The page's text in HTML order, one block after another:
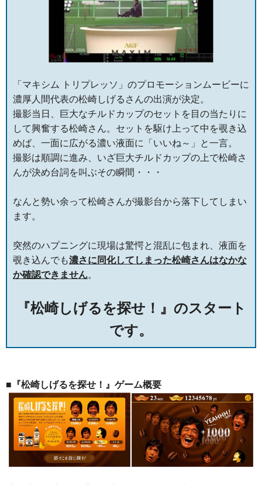
「マキシム トリプレッソ」のプロモーションムービーに
濃厚人間代表の松崎しげるさんの出演が決定。
撮影当日、巨大なチルドカップのセットを目の当たりに
して興奮する松崎さん。セットを駆け上って中を覗き込
めば、一面に広がる濃い液面に「いいね～」と一言。
撮影は順調に進み、いざ巨大チルドカップの上で松崎さ
んが決め台詞を叫ぶその瞬間・・・
なんと勢い余って松崎さんが撮影台から落下してしまい
ます。
突然のハプニングに現場は驚愕と混乱に包まれ、液面を
覗き込んでも濃さに同化してしまった松崎さんはなかな
か確認できません。
『松崎しげるを探せ！』のスタート
です。
■『松崎しげるを探せ！』ゲーム概要